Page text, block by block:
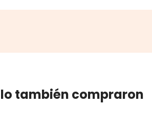
también compraron